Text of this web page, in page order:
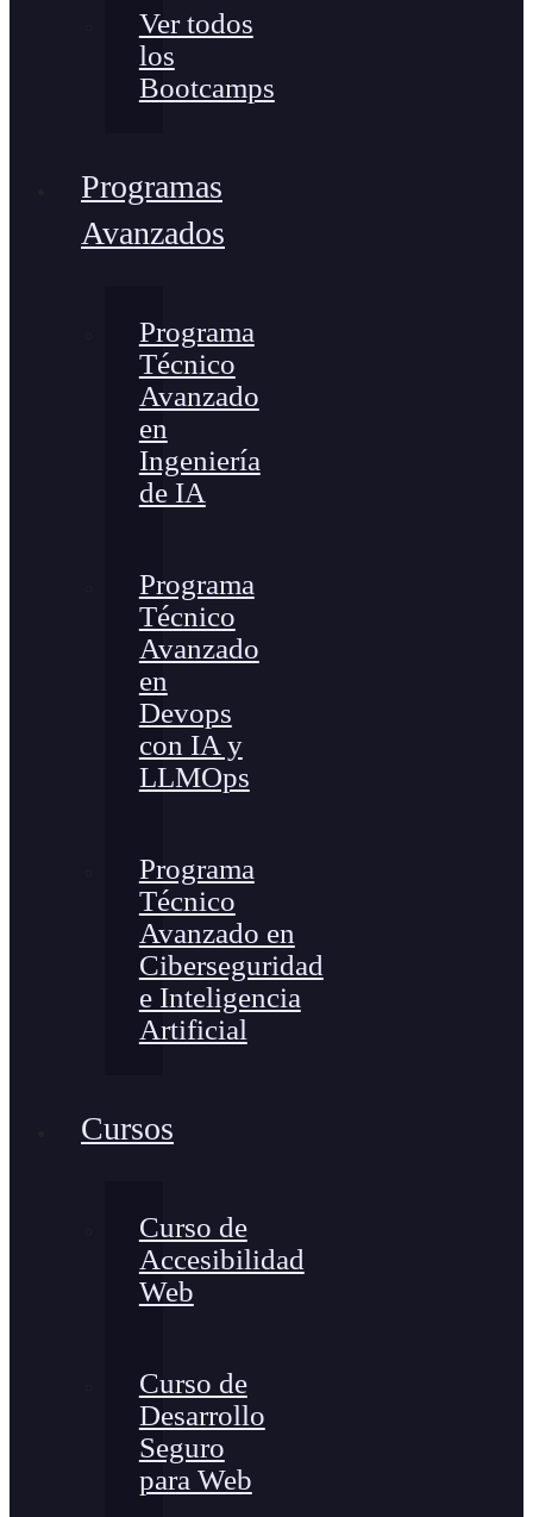
Ver todos
los
Bootcamps
Programas
Avanzados
Programa
Técnico
Avanzado
en
Ingeniería
de IA
Programa
Técnico
Avanzado
en
Devops
con IA y
LLMOps
Programa
Técnico
Avanzado en
Ciberseguridad
e Inteligencia
Artificial
Cursos
Curso de
Accesibilidad
Web
Curso de
Desarrollo
Seguro
para Web